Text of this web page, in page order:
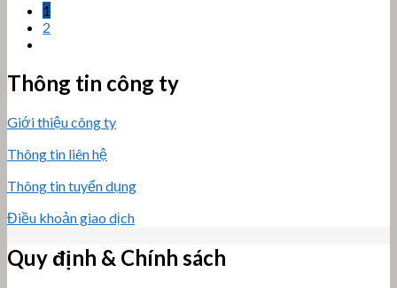
1
2
Thông tin công ty
Giới thiệu công ty
Thông tin liên hệ
Thông tin tuyển dụng
Điều khoản giao dịch
Quy định & Chính sách